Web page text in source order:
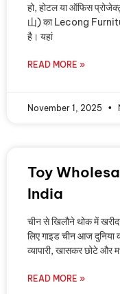
हो, होटल या ऑफिस
山) का Lecong
है। यहां
READ MORE »
November 1, 2025
Toy
India
चीन से खिलौने थोक में
लिए गाइड चीन आज दुनिया
व्यापारी, खासकर छोटे और
READ MORE »